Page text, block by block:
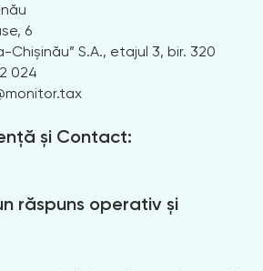
6
S.A., etajul 3, bir. 320
024
și Contact:
răspuns operativ și